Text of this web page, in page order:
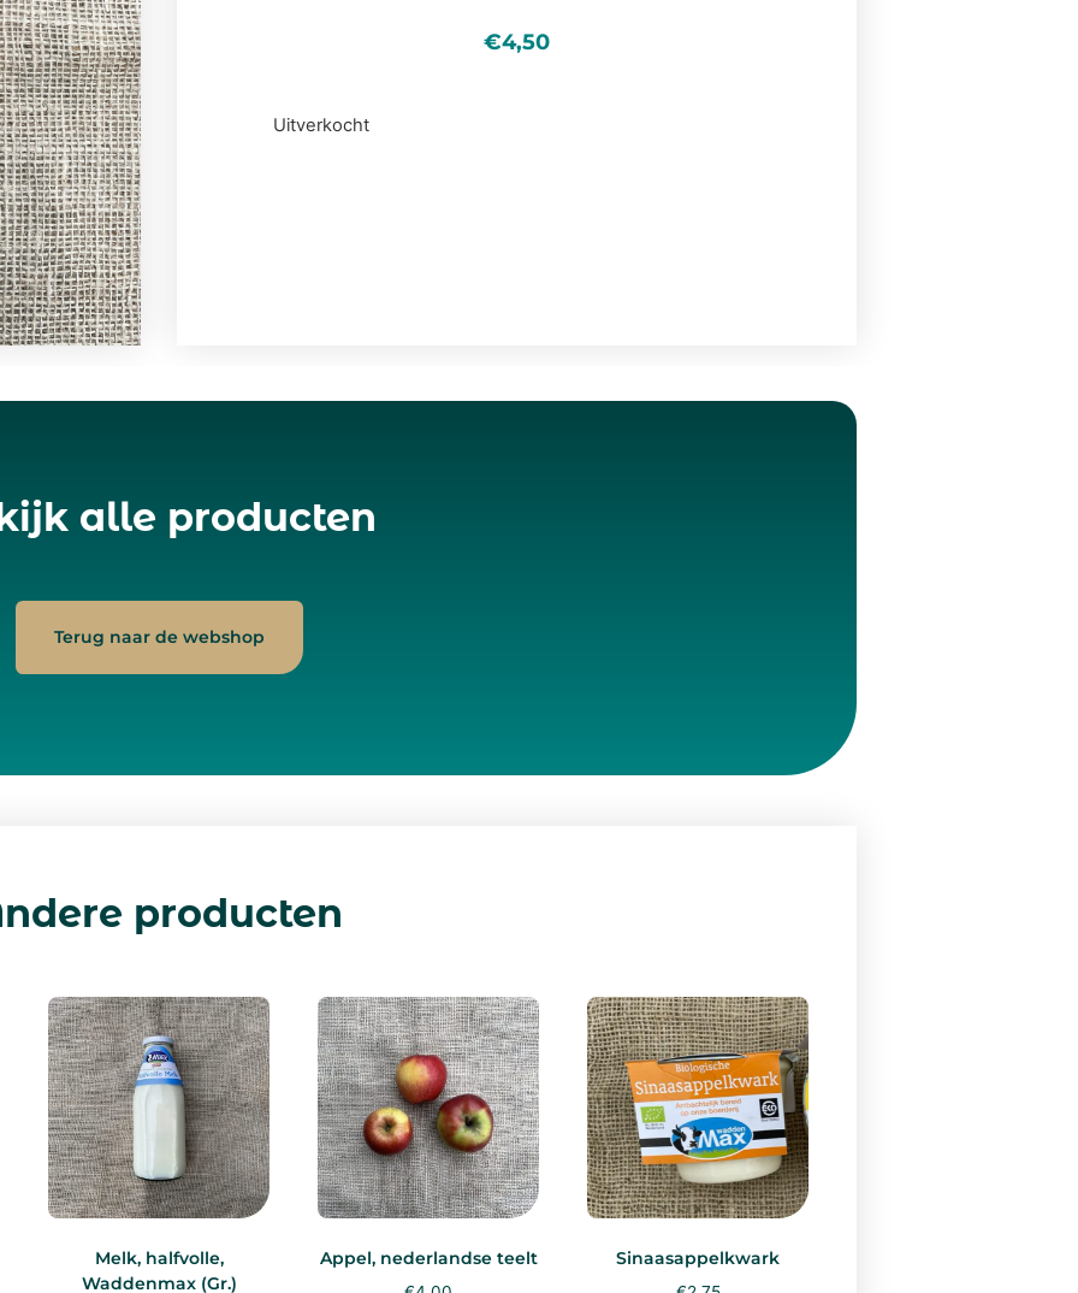
€4,50
Uitverkocht
alle producten
Terug naar de webshop
producten
Melk, halfvolle,
Waddenmax (Gr.)
Appel, nederlandse teelt Sinaasappelkwark